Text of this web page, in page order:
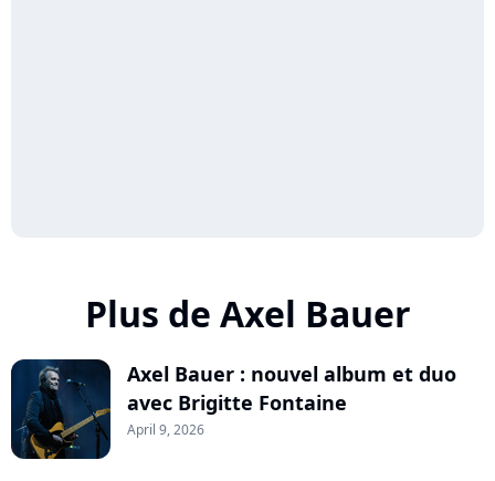
Plus de Axel Bauer
Axel Bauer : nouvel album et duo
avec Brigitte Fontaine
April 9, 2026